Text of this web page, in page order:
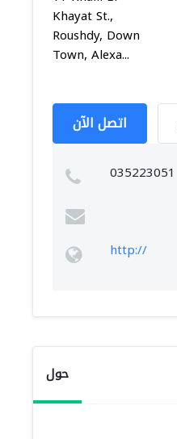
Khayat St.,
Roushdy, Down
Town, Alexa...
اتصل الآن
035223051
http://
حول